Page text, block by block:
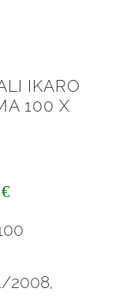
IKARO
100 X
€Il
attuale
2008,